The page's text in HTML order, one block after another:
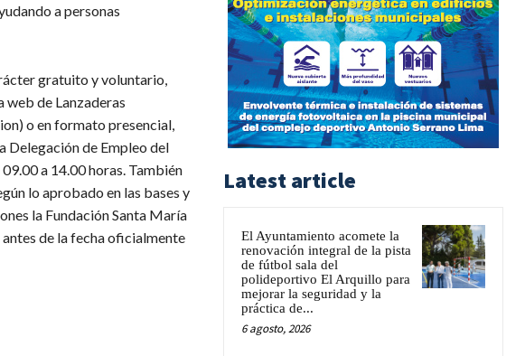
a personas
gratuito y voluntario,
web de Lanzaderas
o en formato presencial,
Delegación de Empleo del
a 14.00 horas. También
lo aprobado en las bases y
la Fundación Santa María
de la fecha oficialmente
Latest article
El Ayuntamiento acomete la
renovación integral de la pista
de fútbol sala del
polideportivo El Arquillo para
mejorar la seguridad y la
práctica de...
6 agosto, 2026